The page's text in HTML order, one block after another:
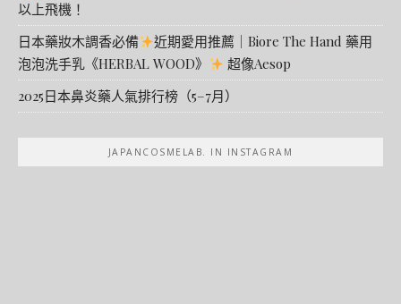
以上飛機！
日本藥妝木調香必備
近期愛用推薦｜Biore The Hand 藥用
泡泡洗手乳《HERBAL WOOD》
超像Aesop
2025日本鼻炎藥人氣排行榜（5–7月）
JAPANCOSMELAB. IN INSTAGRAM